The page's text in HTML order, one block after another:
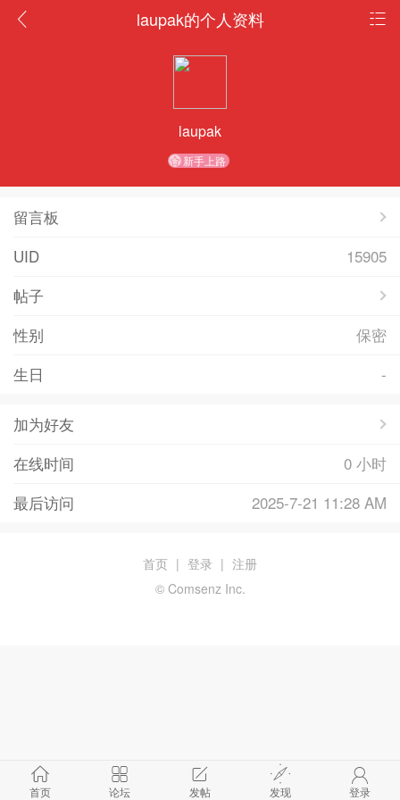
laupak的个人资料
laupak
新手上路
留言板
UID
15905
帖子
性别
保密
生日
-
加为好友
在线时间
0 小时
最后访问
2025-7-21 11:28 AM
首页 论坛 发帖 发现 登录
首页 | 登录 | 注册
© Comsenz Inc.